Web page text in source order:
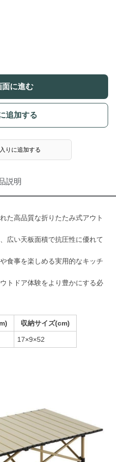
面に進む
追加する
りに追加する
説明
た高品質な折りたたみ式アウト
広い天板面積で抗圧性に優れて
食事を楽しめる実用的なキッチ
トドア体験をより豊かにする必
収納サイズ(cm)
17×9×52